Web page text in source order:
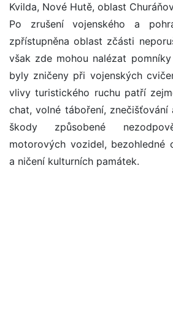
Kvilda, Nové Hutě, oblast
Po zrušení vojenského a
zpřístupněna oblast zčásti
však zde mohou nalézat
byly zničeny při vojenských
vlivy turistického ruchu patří
chat, volné táboření, znečišťování
škody způsobené
motorových vozidel, bezohledné
a ničení kulturních památek.